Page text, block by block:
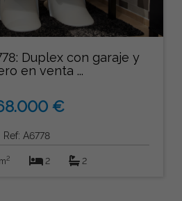
Duplex con garaje y
en venta ...
€
Ref: A6778
2 2 2